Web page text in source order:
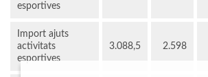
esportives
Import ajuts
activitats
esportives
3.088,5 2.598